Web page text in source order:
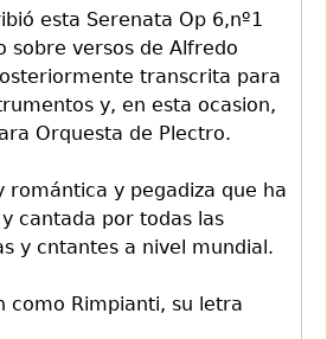
esta Serenata Op 6,nº1
sobre versos de Alfredo
transcrita para
y, en esta ocasion,
Orquesta de Plectro.
romántica y pegadiza que ha
cantada por todas las
y cntantes a nivel mundial.
como Rimpianti, su letra